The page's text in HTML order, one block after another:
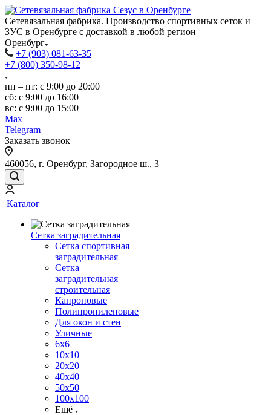
Сетевязальная фабрика. Производство спортивных сеток и
ЗУС в Оренбурге с доставкой в любой регион
Оренбург
+7 (903) 081-63-35
+7 (800) 350-98-12
пн – пт: с 9:00 до 20:00
сб: с 9:00 до 16:00
вс: с 9:00 до 15:00
Max
Telegram
Заказать звонок
460056, г. Оренбург, Загородное ш., 3
Каталог
Сетка заградительная
Сетка спортивная
заградительная
Сетка
заградительная
строительная
Капроновые
Полипропиленовые
Для окон и стен
Уличные
6х6
10х10
20х20
40х40
50х50
100х100
Ещё